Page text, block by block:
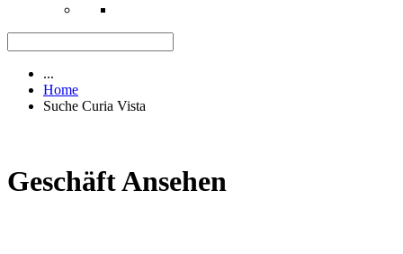
...
Home
Suche Curia Vista
Geschäft Ansehen